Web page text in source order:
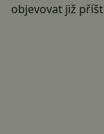
objevovat již